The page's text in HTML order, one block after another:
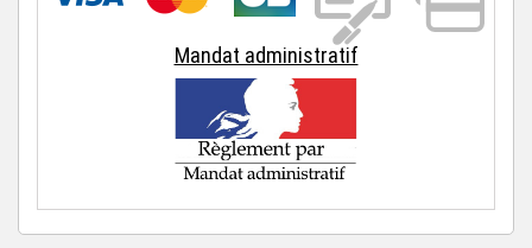
Mandat administratif